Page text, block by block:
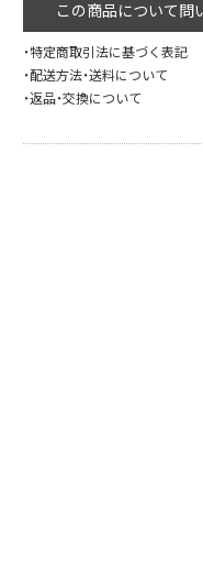
・特定商取引法に基づく表記
・配送方法・送料について
・返品・交換について